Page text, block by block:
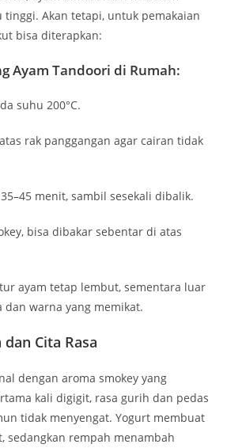
tinggi. Akan tetapi, untuk pemakaian
bisa diterapkan:
Ayam Tandoori di Rumah:
suhu 200°C.
rak panggangan agar cairan tidak
menit, sambil sesekali dibalik.
bisa dibakar sebentar di atas
ayam tetap lembut, sementara luar
warna yang memikat.
Cita Rasa
dengan aroma smokey yang
kali digigit, rasa gurih dan pedas
tidak menyengat. Yogurt membuat
sedangkan rempah menambah